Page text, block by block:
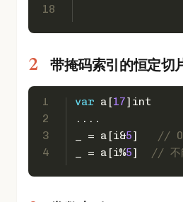
18
带掩码索引的恒定切
1
2
3
4
var a[17] int
....
_ = a[i&5]
// 0
_ = a[i%5] // 不